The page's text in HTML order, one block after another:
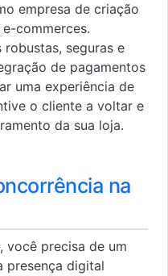
empresa de criação
commerces.
seguras e
de pagamentos
uma experiência de
o cliente a voltar e
da sua loja.
na
você precisa de um
presença digital